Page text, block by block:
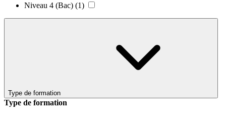
Niveau 4 (Bac) (1)
Type de formation
Type de formation